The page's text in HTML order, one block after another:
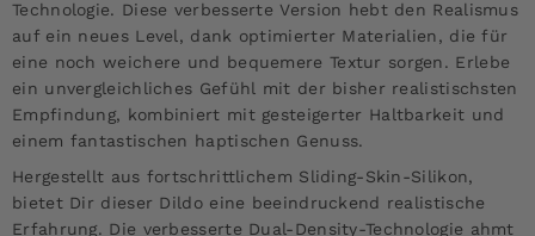
Technologie. Diese verbesserte Version hebt den Realismus
auf ein neues Level, dank optimierter Materialien, die für
eine noch weichere und bequemere Textur sorgen. Erlebe
ein unvergleichliches Gefühl mit der bisher realistischsten
Empfindung, kombiniert mit gesteigerter Haltbarkeit und
einem fantastischen haptischen Genuss.
Hergestellt aus fortschrittlichem Sliding-Skin-Silikon,
bietet Dir dieser Dildo eine beeindruckend realistische
Erfahrung. Die verbesserte Dual-Density-Technologie ahmt